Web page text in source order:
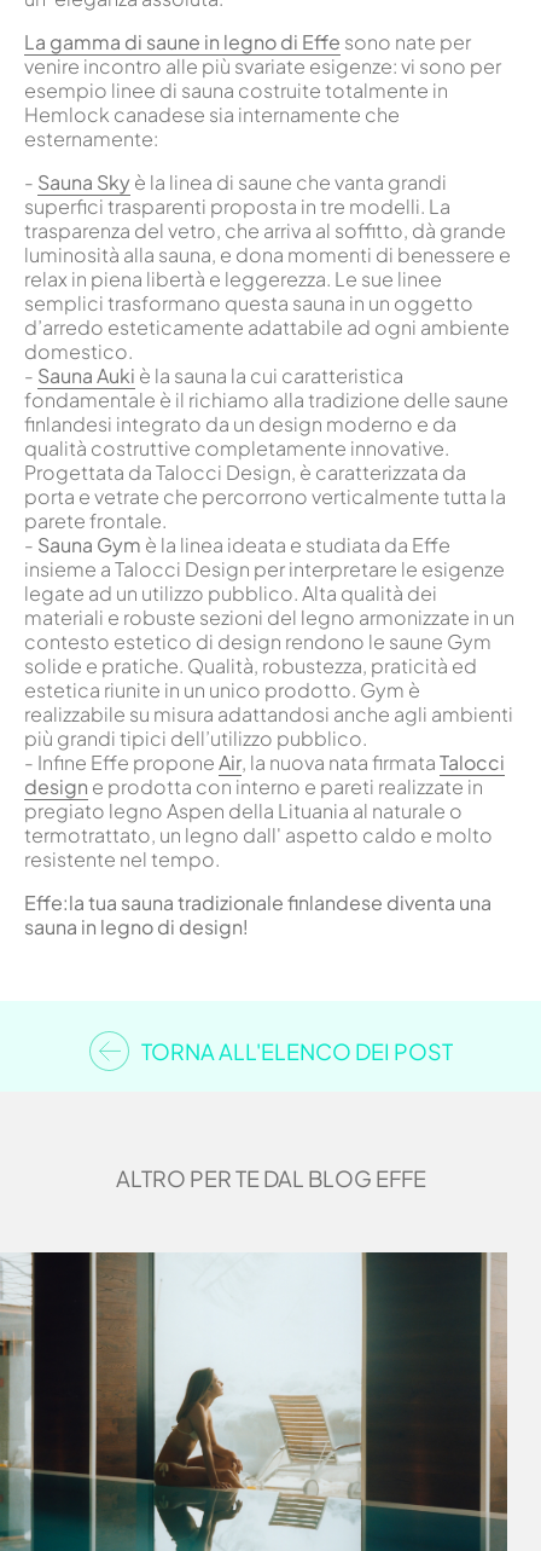
La gamma di saune in legno di Effe sono nate per
venire incontro alle più svariate esigenze: vi sono per
esempio linee di sauna costruite totalmente in
Hemlock canadese sia internamente che
esternamente:
- Sauna Skyè la linea di saune che vanta grandi
superfici trasparenti proposta in tre modelli. La
trasparenza del vetro, che arriva al soffitto, dà grande
luminosità alla sauna, e dona momenti di benessere e
relax in piena libertà e leggerezza. Le sue linee
semplici trasformano questa sauna in un oggetto
d’arredo esteticamente adattabile ad ogni ambiente
domestico.
- Sauna Auki è la sauna la cui caratteristica
fondamentale è il richiamo alla tradizione delle saune
finlandesi integrato da un design moderno e da
qualità costruttive completamente innovative.
Progettata da Talocci Design, è caratterizzata da
porta e vetrate che percorrono verticalmente tutta la
parete frontale.
- Sauna Gym è la linea ideata e studiata da Effe
insieme a Talocci Design per interpretare le esigenze
legate ad un utilizzo pubblico. Alta qualità dei
materiali e robuste sezioni del legno armonizzate in un
contesto estetico di design rendono le saune Gym
solide e pratiche. Qualità, robustezza, praticità ed
estetica riunite in un unico prodotto. Gym è
realizzabile su misura adattandosi anche agli ambienti
più grandi tipici dell’utilizzo pubblico.
- Infine Effe proponeAir, la nuova nata firmataTalocci
design e prodotta con interno e pareti realizzate in
pregiato legno Aspen della Lituania al naturale o
termotrattato, un legno dall' aspetto caldo e molto
resistente nel tempo.
Effe:la tua sauna tradizionale finlandese diventa una
sauna in legno di design!
TORNA ALL'ELENCO DEI POST
ALTRO PER TE DAL BLOG EFFE